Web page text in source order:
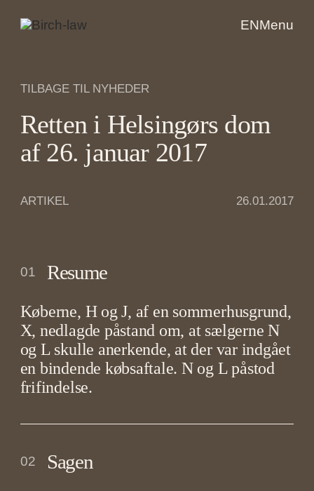
ENMenu
TILBAGE TIL NYHEDER
Retten i Helsingørs dom
af 26. januar 2017
ARTIKEL 26.01.2017
01 Resume
Køberne, H og J, af en sommerhusgrund,
X, nedlagde påstand om, at sælgerne N
og L skulle anerkende, at der var indgået
en bindende købsaftale. N og L påstod
frifindelse.
02 Sagen